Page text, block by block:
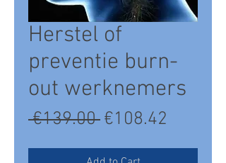
Herstel of
preventie burn-
out werknemers
€139.00 Regular
€108.42